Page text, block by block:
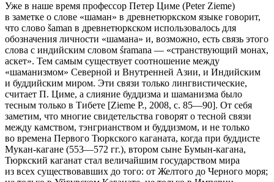
Уже в наше время профессор Петер Циме (Peter Zieme)
в заметке о слове «шаман» в древнетюркском языке говорит,
что слово šaman в древнетюркском использовалось для
обозначения личности «шамана» и, возможно, есть связь этого
слова с индийским словом śramana — «странствующий монах,
аскет». Тем самым существует соотношение между
«шаманизмом» Северной и Внутренней Азии, и Индийским
и буддийским миром. Эти связи только лингвистические,
считает П. Циме, а слияние буддизма и шаманизма было
тесным только в Тибете [Zieme P., 2008, с. 85—90]. От себя
заметим, что многие свидетельства говорят о тесной связи
между камством, тэнгрианством и буддизмом, и не только
во времена Пер­вого Тюркского каганата, когда при буддисте
Мукан-кагане (553—572 гг.), втором сыне Бумын-кагана,
Тюркский каганат стал величайшим государ­ством мира
из всех существовавших до того: от Желтого до Черного моря;